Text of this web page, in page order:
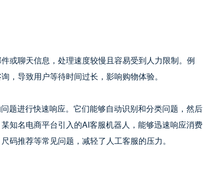
或聊天信息，处理速度较慢且容易受到人力限制。例
，导致用户等待时间过长，影响购物体验。
题进行快速响应。它们能够自动识别和分类问题，然后
知名电商平台引入的AI客服机器人，能够迅速响应消费
码推荐等常见问题，减轻了人工客服的压力。